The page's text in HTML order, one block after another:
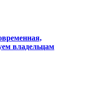
владельцам